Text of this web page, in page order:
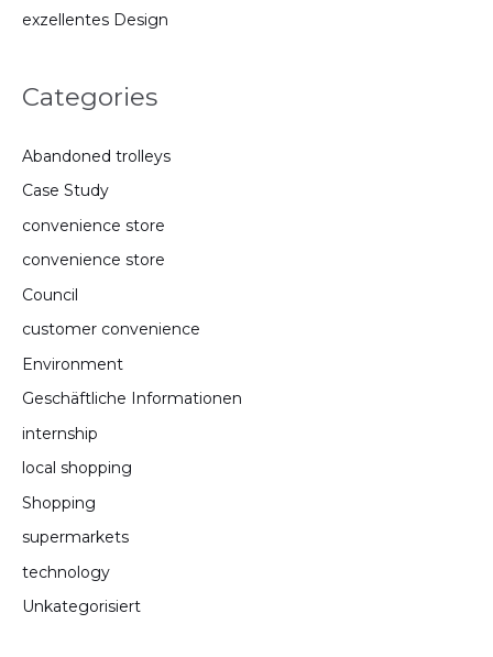
exzellentes Design
Categories
Abandoned trolleys
Case Study
convenience store
convenience store
Council
customer convenience
Environment
Geschäftliche Informationen
internship
local shopping
Shopping
supermarkets
technology
Unkategorisiert